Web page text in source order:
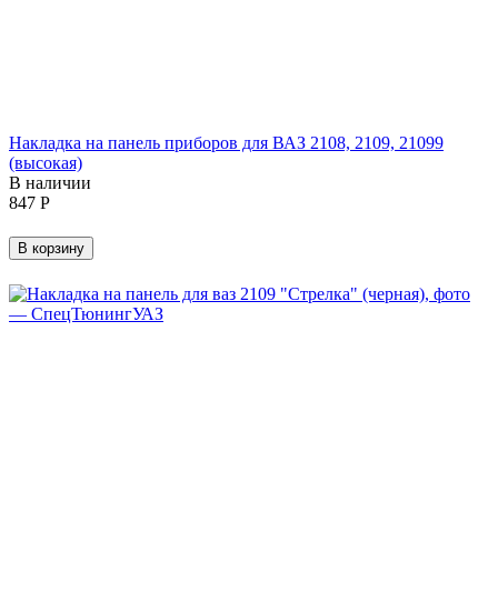
Накладка на панель приборов для ВАЗ 2108, 2109, 21099
(высокая)
В наличии
‍847‍ Р
В корзину